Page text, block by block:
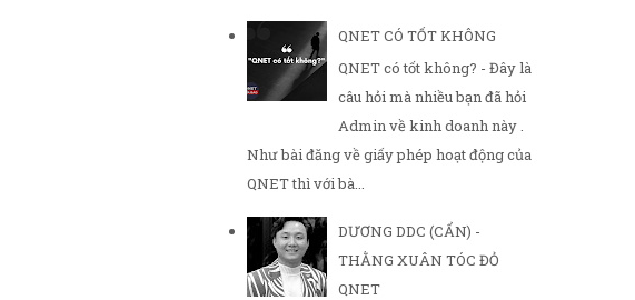
QNET CÓ TỐT KHÔNG
QNET có tốt không? - Đây là
câu hỏi mà nhiều bạn đã hỏi
Admin về kinh doanh này .
Như bài đăng về giấy phép hoạt động của
QNET thì với bà...
DƯƠNG DDC (CẨN) -
THẰNG XUÂN TÓC ĐỎ
QNET